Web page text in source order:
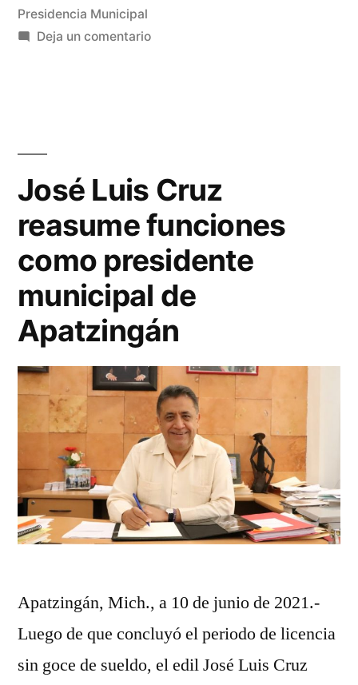
entregados
Presidencia Municipal
Deja un comentarioen
entregados
al
municipio
de
Apatzingán
José Luis Cruz
reasume funciones
como presidente
municipal de
Apatzingán
Apatzingán, Mich., a 10 de junio de 2021.-
Luego de que concluyó el periodo de licencia
sin goce de sueldo, el edil José Luis Cruz